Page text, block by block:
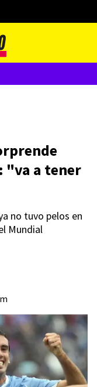
"va a tener
no tuvo pelos en
Mundial